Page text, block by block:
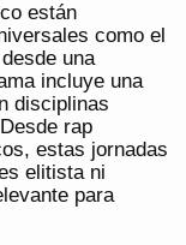
están
como el
una
incluye una
disciplinas
rap
estas jornadas
elitista ni
para